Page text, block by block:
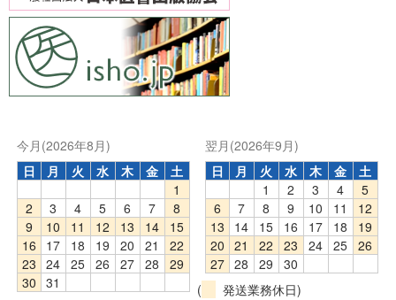
今月(2026年8月)
日
月 火 水 木 金
土
1
2
3 4 5 6 7
8
9
10 11 12 13 14
15
16
17 18 19 20 21
22
23
24 25 26 27 28
29
30
31
翌月(2026年9月)
日
月 火 水 木 金
土
1
2 3 4
5
6
7 8 9 10 11
12
13
14 15 16 17 18
19
20
21 22 23 24 25
26
27 28 29
30
(
発送業務休日)